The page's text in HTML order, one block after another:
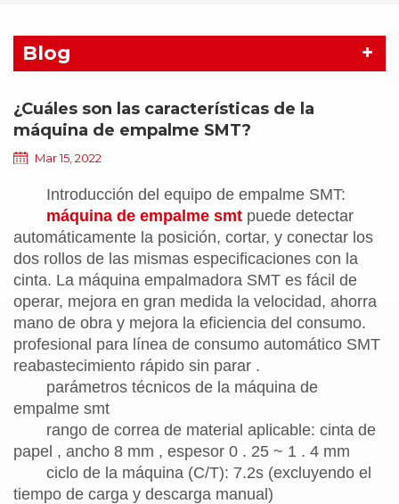
Blog
¿Cuáles son las características de la
máquina de empalme SMT?
Mar 15, 2022
Introducción del equipo de empalme SMT:
máquina de empalme smt puede detectar
automáticamente la posición, cortar, y conectar los
dos rollos de las mismas especificaciones con la
cinta. La máquina empalmadora SMT es fácil de
operar, mejora en gran medida la velocidad, ahorra
mano de obra y mejora la eficiencia del consumo.
profesional para línea de consumo automático SMT
reabastecimiento rápido sin parar .
parámetros técnicos de la máquina de
empalme smt
rango de correa de material aplicable: cinta de
papel , ancho 8 mm , espesor 0 . 25 ~ 1 . 4 mm
ciclo de la máquina (C/T): 7.2s (excluyendo el
tiempo de carga y descarga manual)